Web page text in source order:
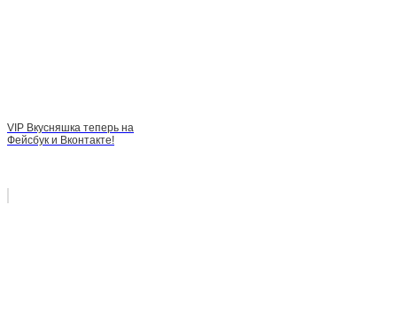
VIP Вкусняшка теперь на
Фейсбук и Вконтакте!